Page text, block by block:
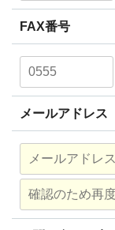
FAX番号
メールアドレス